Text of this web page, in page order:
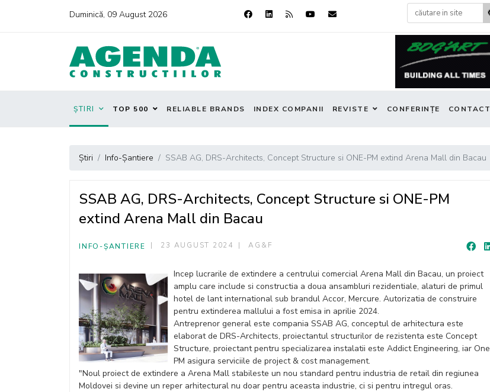
Duminică, 09 August 2026
ȘTIRI TOP 500 RELIABLE BRANDS INDEX COMPANII REVISTE CONFERINȚE CONTACT
Știri Info-Șantiere SSAB AG, DRS-Architects, Concept Structure si ONE-PM extind Arena Mall din Bacau
SSAB AG, DRS-Architects, Concept Structure si ONE-PM
extind Arena Mall din Bacau
INFO-ȘANTIERE 23 AUGUST 2024 AG&F
Incep lucrarile de extindere a centrului comercial Arena Mall din Bacau, un proiect
amplu care include si constructia a doua ansambluri rezidentiale, alaturi de primul
hotel de lant international sub brandul Accor, Mercure. Autorizatia de construire
pentru extinderea mallului a fost emisa in aprilie 2024.
Antreprenor general este compania SSAB AG, conceptul de arhitectura este
elaborat de DRS-Architects, proiectantul structurilor de rezistenta este Concept
Structure, proiectant pentru specializarea instalatii este Addict Engineering, iar One
PM asigura serviciile de project & cost management.
"Noul proiect de extindere a Arena Mall stabileste un nou standard pentru industria de retail din regiunea
Moldovei si devine un reper arhitectural nu doar pentru aceasta industrie, ci si pentru intregul oras.